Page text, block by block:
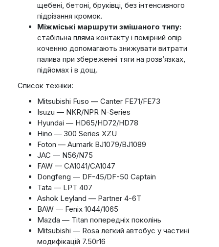
щебені, бетоні, бруківці, без інтенсивного
підрізання кромок.
Міжміські маршрути змішаного типу:
стабільна пляма контакту і помірний опір
коченню допомагають знижувати витрати
палива при збереженні тяги на розв’язках,
підйомах і в дощ.
Список техніки:
Mitsubishi Fuso — Canter FE71/FE73
Isuzu — NKR/NPR N-Series
Hyundai — HD65/HD72/HD78
Hino — 300 Series XZU
Foton — Aumark BJ1079/BJ1089
JAC — N56/N75
FAW — CA1041/CA1047
Dongfeng — DF-45/DF-50 Captain
Tata — LPT 407
Ashok Leyland — Partner 4-6T
BAW — Fenix 1044/1065
Mazda — Titan попередніх поколінь
Mitsubishi — Rosa легкий автобус у частині
модифікацій 7.50r16